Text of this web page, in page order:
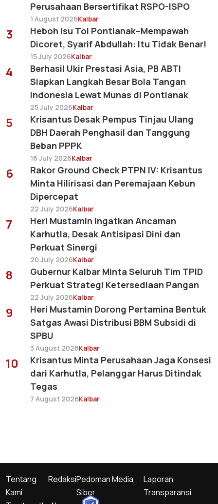
Perusahaan Bersertifikat RSPO-ISPO
1 August 2026Kalbar
3
Heboh Isu Tol Pontianak–Mempawah
Dicoret, Syarif Abdullah: Itu Tidak Benar!
15 July 2026Kalbar
4
Berhasil Ukir Prestasi Asia, PB ABTI
Siapkan Langkah Besar Bola Tangan
Indonesia Lewat Munas di Pontianak
25 July 2026Kalbar
5
Krisantus Desak Pempus Tinjau Ulang
DBH Daerah Penghasil dan Tanggung
Beban PPPK
16 July 2026Kalbar
6
Rakor Ground Check PTPN IV: Krisantus
Minta Hilirisasi dan Peremajaan Kebun
Dipercepat
22 July 2026Kalbar
7
Heri Mustamin Ingatkan Ancaman
Karhutla, Desak Antisipasi Dini dan
Perkuat Sinergi
20 July 2026Kalbar
8
Gubernur Kalbar Minta Seluruh Tim TPID
Perkuat Strategi Ketersediaan Pangan
22 July 2026Kalbar
9
Heri Mustamin Dorong Pertamina Bentuk
Satgas Awasi Distribusi BBM Subsidi di
SPBU
3 August 2026Kalbar
10
Krisantus Minta Perusahaan Jaga Konsesi
dari Karhutla, Pelanggar Harus Ditindak
Tegas
7 August 2026Kalbar
Tentang
Kami
RedaksiPedoman Media
Siber
Laporan
Transparansi